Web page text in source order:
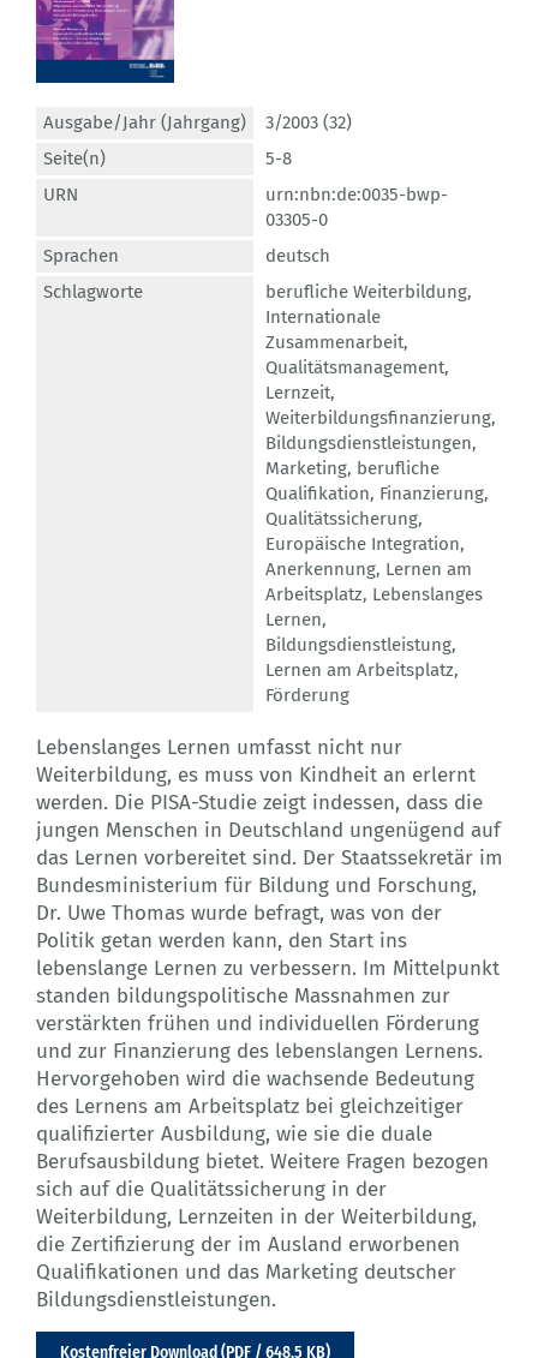
Ausgabe/Jahr (Jahrgang)
3/2003 (32)
Seite(n)
5-8
URN
urn:nbn:de:0035-bwp-
03305-0
Sprachen
deutsch
Schlagworte
berufliche Weiterbildung,
Internationale
Zusammenarbeit,
Qualitätsmanagement,
Lernzeit,
Weiterbildungsfinanzierung,
Bildungsdienstleistungen,
Marketing, berufliche
Qualifikation, Finanzierung,
Qualitätssicherung,
Europäische Integration,
Anerkennung, Lernen am
Arbeitsplatz, Lebenslanges
Lernen,
Bildungsdienstleistung,
Lernen am Arbeitsplatz,
Förderung
Lebenslanges Lernen umfasst nicht nur
Weiterbildung, es muss von Kindheit an erlernt
werden. Die PISA-Studie zeigt indessen, dass die
jungen Menschen in Deutschland ungenügend auf
das Lernen vorbereitet sind. Der Staatssekretär im
Bundesministerium für Bildung und Forschung,
Dr. Uwe Thomas wurde befragt, was von der
Politik getan werden kann, den Start ins
lebenslange Lernen zu verbessern. Im Mittelpunkt
standen bildungspolitische Massnahmen zur
verstärkten frühen und individuellen Förderung
und zur Finanzierung des lebenslangen Lernens.
Hervorgehoben wird die wachsende Bedeutung
des Lernens am Arbeitsplatz bei gleichzeitiger
qualifizierter Ausbildung, wie sie die duale
Berufsausbildung bietet. Weitere Fragen bezogen
sich auf die Qualitätssicherung in der
Weiterbildung, Lernzeiten in der Weiterbildung,
die Zertifizierung der im Ausland erworbenen
Qualifikationen und das Marketing deutscher
Bildungsdienstleistungen.
Kostenfreier Download (PDF / 648,5 KB)